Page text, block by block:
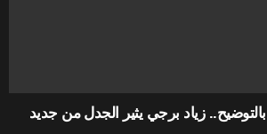
زياد برجي يثير الجدل من جديد